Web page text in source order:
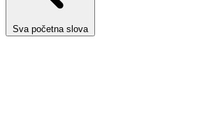
Sva početna slova